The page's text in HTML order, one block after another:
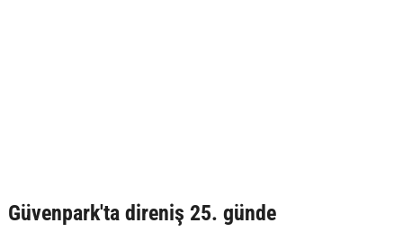
Güvenpark'ta direniş 25. günde